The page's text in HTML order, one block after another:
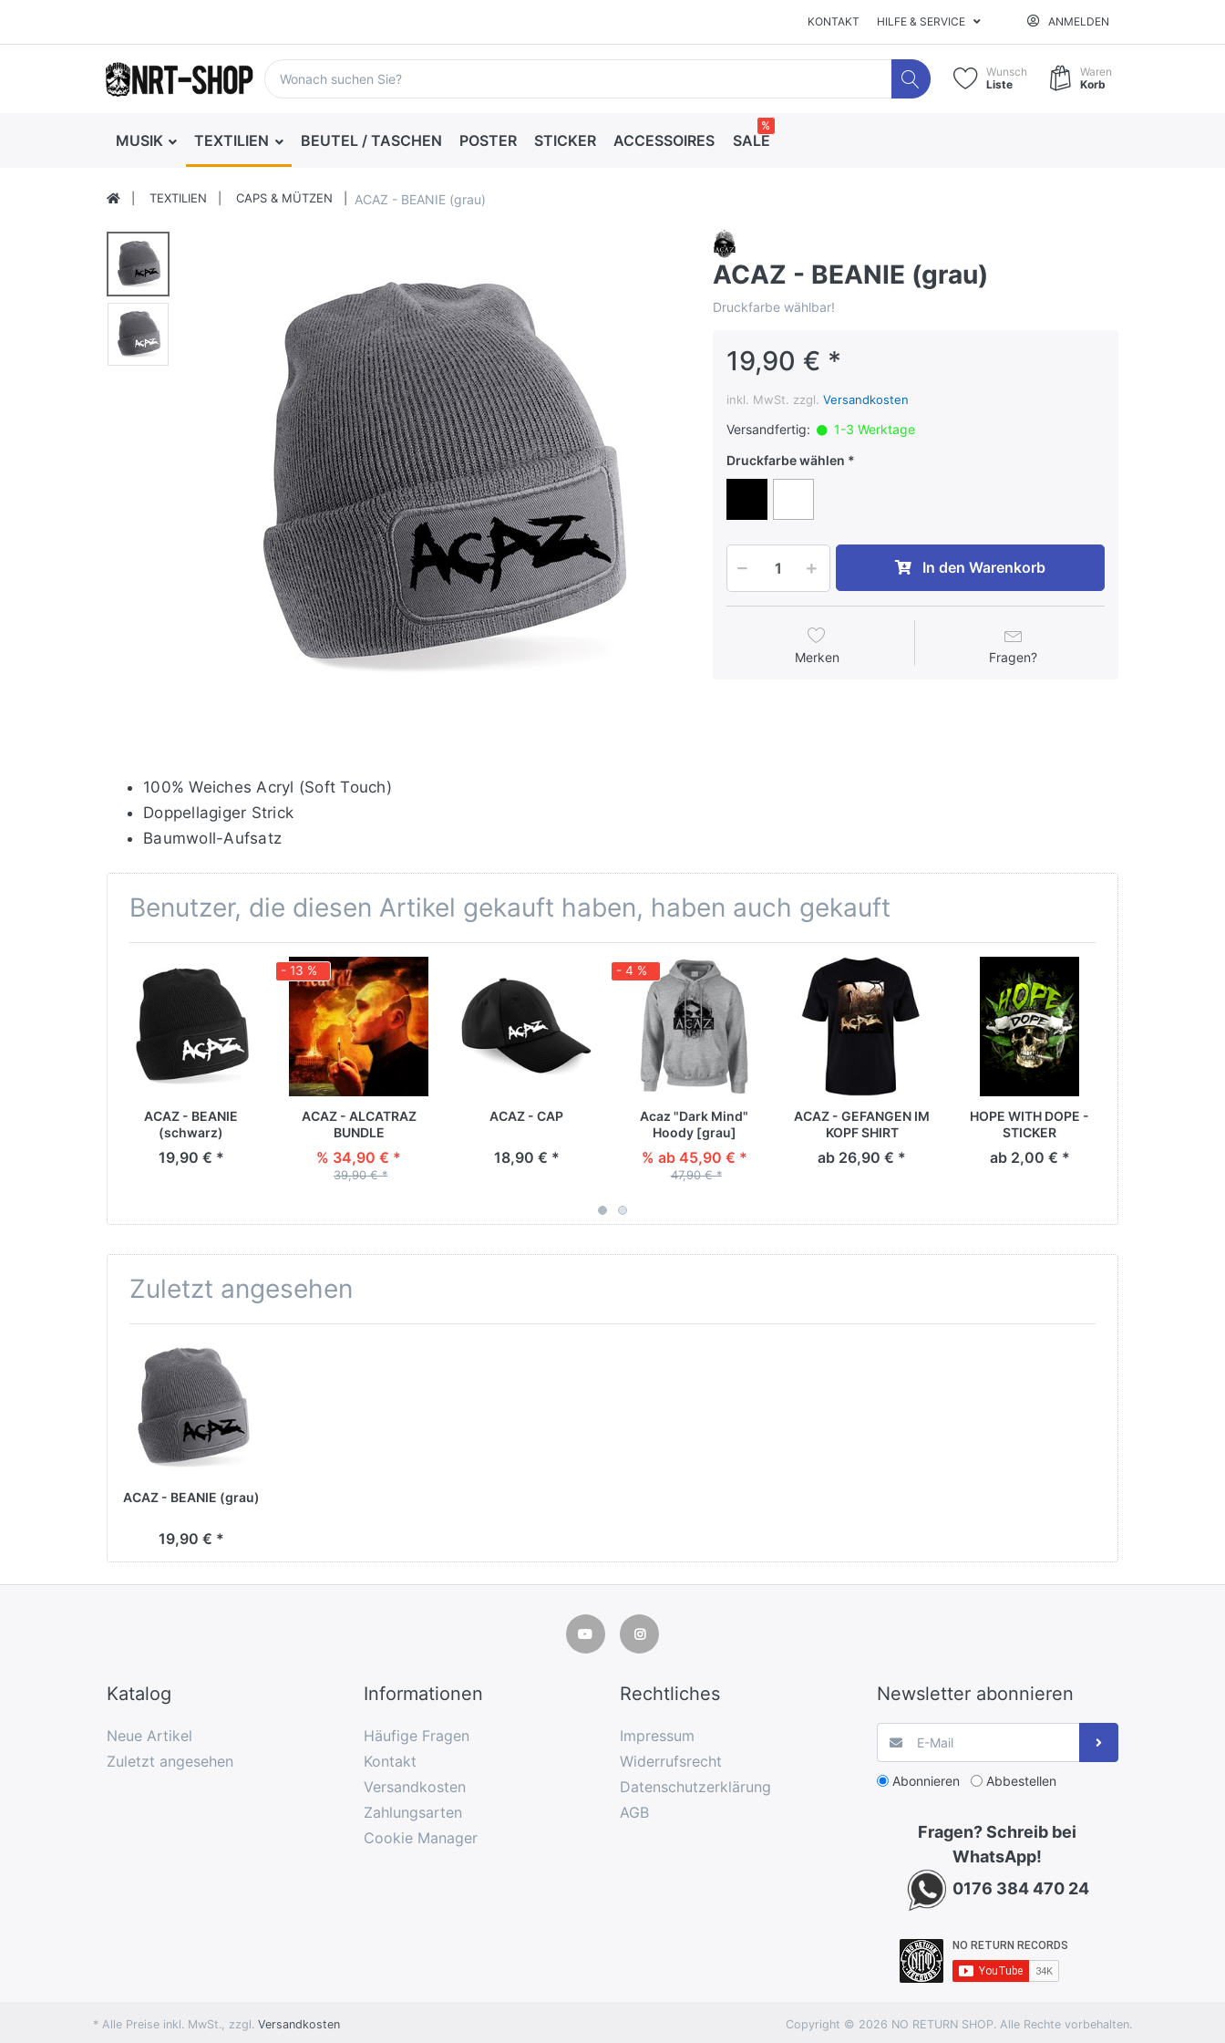
KONTAKT HILFE & SERVICE ANMELDEN
Wunsch
Liste
Waren
Korb
MUSIK TEXTILIEN BEUTEL / TASCHEN POSTER STICKER ACCESSOIRES SALE
%
TEXTILIEN CAPS & MÜTZEN ACAZ - BEANIE (grau)
ACAZ - BEANIE (grau)
Druckfarbe wählbar!
19,90 € *
inkl. MwSt. zzgl. Versandkosten
Versandfertig:
1-3 Werktage
Druckfarbe wählen
In den Warenkorb
Merken Fragen?
100% Weiches Acryl (Soft Touch)
Doppellagiger Strick
Baumwoll-Aufsatz
Benutzer, die diesen Artikel gekauft haben, haben auch gekauft
ACAZ - BEANIE
(schwarz)
19,90 € *
- 13 %
ACAZ - ALCATRAZ
BUNDLE
% 34,90 € *
39,90 € *
ACAZ - CAP
18,90 € *
- 4 %
Acaz "Dark Mind"
Hoody [grau]
% ab 45,90 € *
47,90 € *
ACAZ - GEFANGEN IM
KOPF SHIRT
[schwarz]
ab 26,90 € *
HOPE WITH DOPE -
STICKER
ab 2,00 € *
Zuletzt angesehen
ACAZ - BEANIE (grau)
19,90 € *
Katalog
Neue Artikel
Zuletzt angesehen
Informationen
Häufige Fragen
Kontakt
Versandkosten
Zahlungsarten
Cookie Manager
Rechtliches
Impressum
Widerrufsrecht
Datenschutzerklärung
AGB
Newsletter abonnieren
Abonnieren Abbestellen
Fragen? Schreib bei
WhatsApp!
0176 384 470 24
* Alle Preise inkl. MwSt., zzgl. Versandkosten Copyright © 2026 NO RETURN SHOP. Alle Rechte vorbehalten.